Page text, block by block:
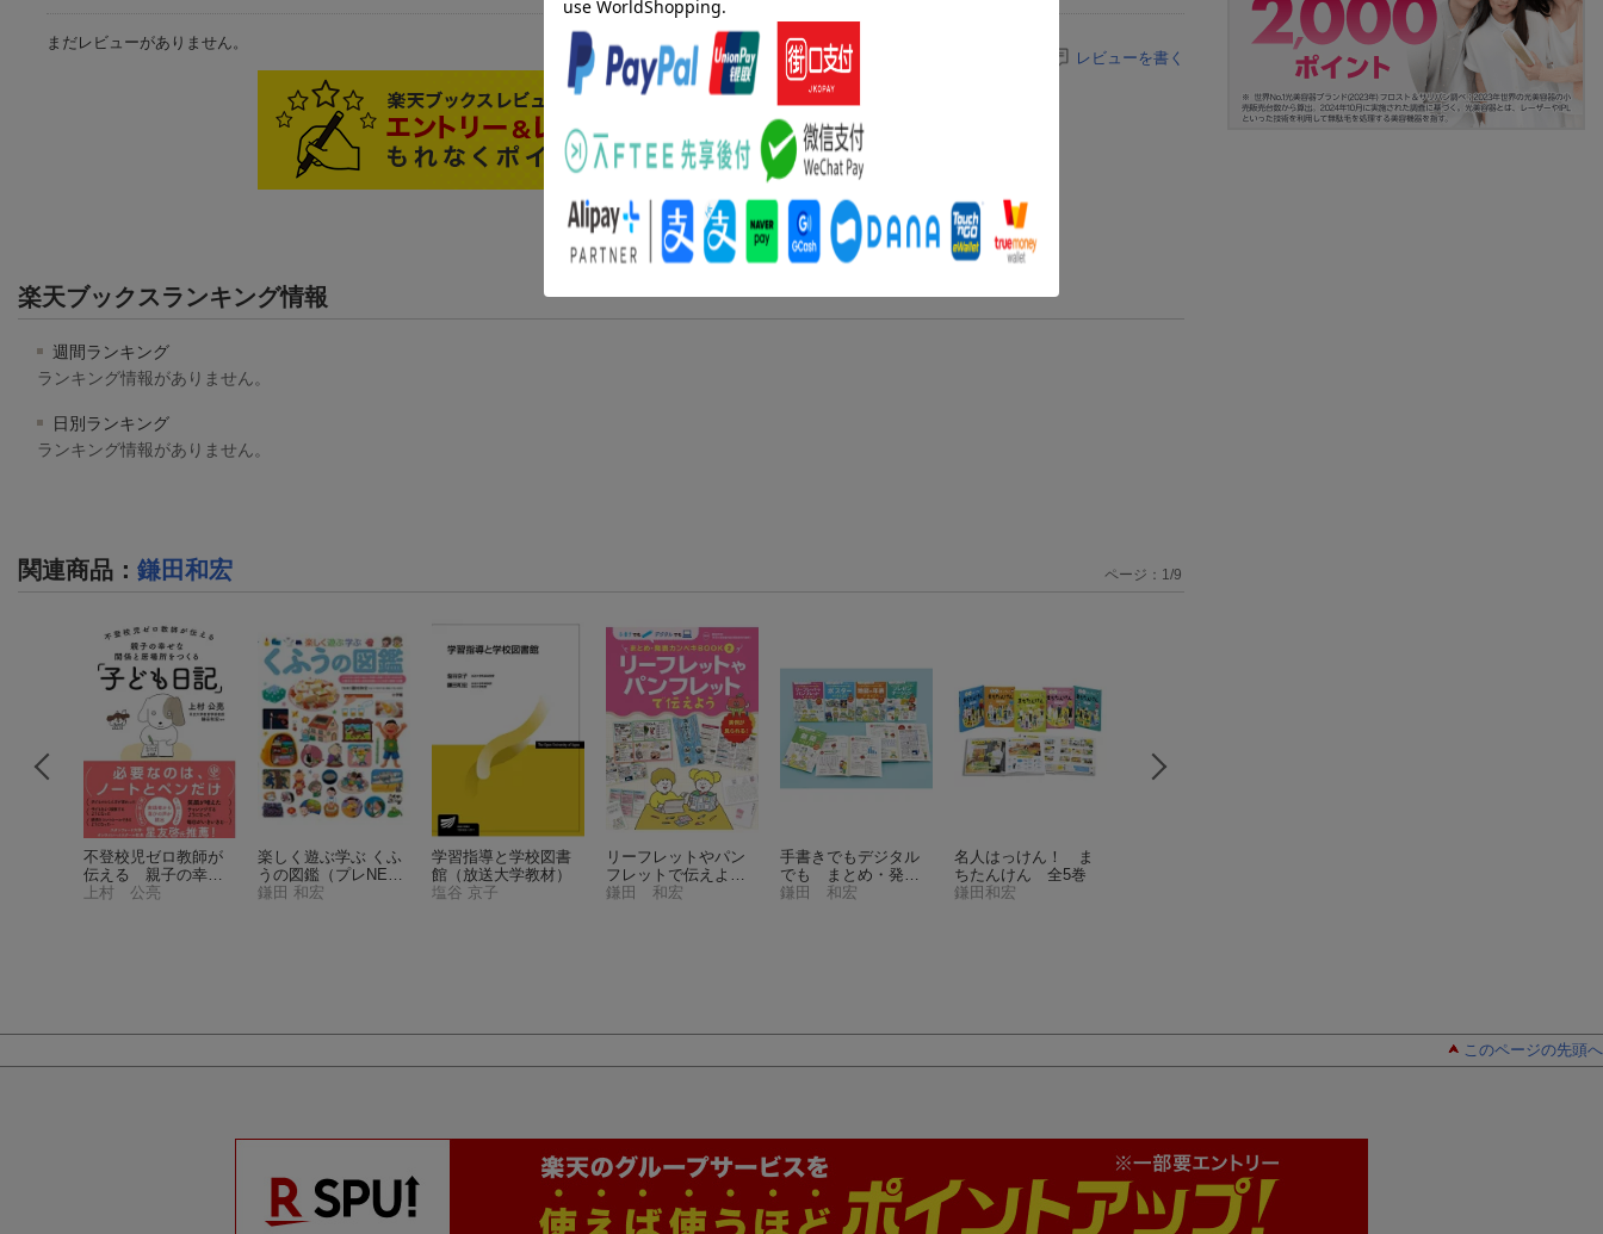
まだレビューがありません。
レビューを書く
楽天ブックスランキング情報
週間ランキング
ランキング情報がありません。
日別ランキング
ランキング情報がありません。
関連商品 ： 鎌田和宏
不登校児ゼロ教師が
伝える 親子の幸せ
な関係と居場所をつ
上村 公亮
楽しく遊ぶ学ぶ くふ
うの図鑑 （プレNE
O）
鎌田 和宏
学習指導と学校図書
館 （放送大学教材）
塩谷 京子
リーフレットやパン
フレットで伝えよう
（手書きでもデジタ
鎌田 和宏
手書きでもデジタル
でも まとめ・発表
カンペキBOOK（全5
鎌田 和宏
名人はっけん！ ま
ちたんけん 全5巻
鎌田和宏
ページ： 1/9
このページの先頭へ